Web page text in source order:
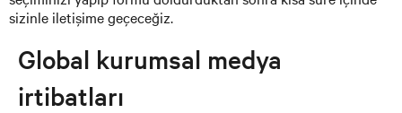
sizinle iletişime geçeceğiz.
Global kurumsal medya
irtibatları